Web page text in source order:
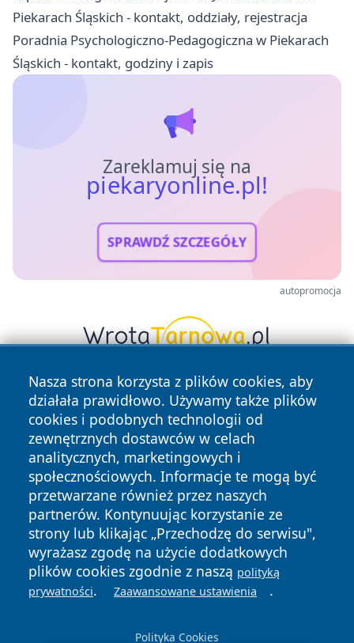
Piekarach Śląskich - kontakt, oddziały, rejestracja
Poradnia Psychologiczno-Pedagogiczna w Piekarach
Śląskich - kontakt, godziny i zapis
Zareklamuj się na
piekaryonline.pl!
SPRAWDŹ SZCZEGÓŁY
autopromocja
Nasza strona korzysta z plików cookies, aby
działała prawidłowo. Używamy także plików
cookies i podobnych technologii od
zewnętrznych dostawców w celach
analitycznych, marketingowych i
społecznościowych. Informacje te mogą być
przetwarzane również przez naszych
partnerów. Kontynuując korzystanie ze
strony lub klikając „Przechodzę do serwisu",
wyrażasz zgodę na użycie dodatkowych
plików cookies zgodnie z naszą polityką
prywatności. Zaawansowane ustawienia .
Polityka Cookies
Copyright © 2026 piekaryonline.pl Wszystkie prawa
zastrzeżone.
News Autorzy
Polityka
Prywatności
Polityka
Cookies